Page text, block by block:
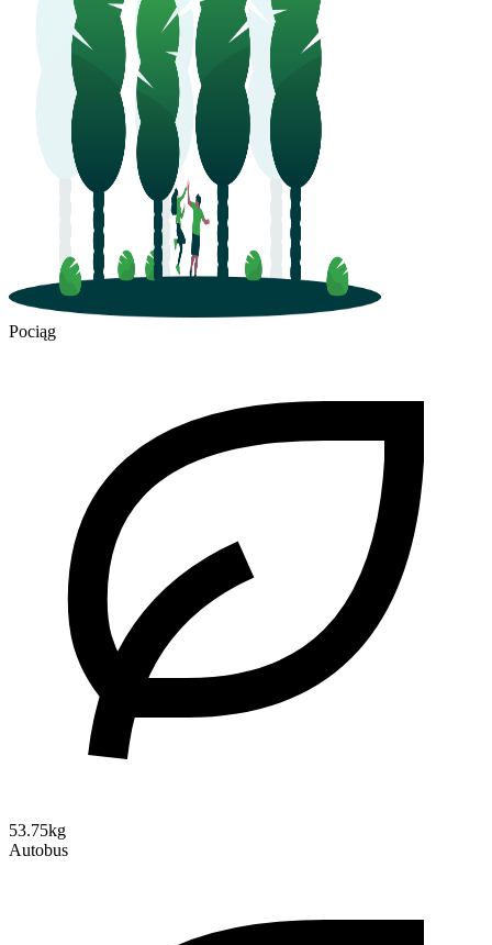
Pociąg
53.75kg
Autobus